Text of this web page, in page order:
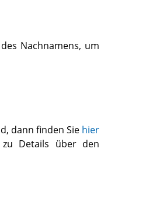
Nachnamens, um
dann finden Sie hier
zu Details über den